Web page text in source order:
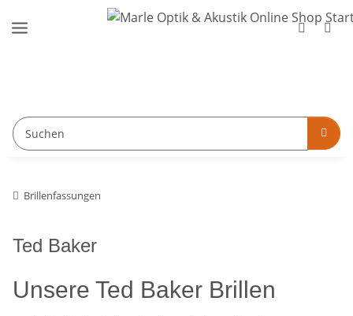
Brillenfassungen
Ted Baker
Unsere Ted Baker Brillen